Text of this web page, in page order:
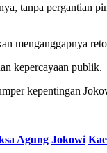
tanpa pergantian
menganggapnya
kepercayaan publik.
kepentingan
Agung Jokowi